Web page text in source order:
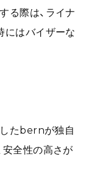
る際は、ライナ
にはバイザーな
たbernが独自
安全性の高さが